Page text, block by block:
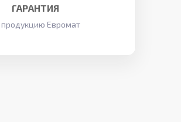
ГАРАНТИЯ
продукцию Евромат